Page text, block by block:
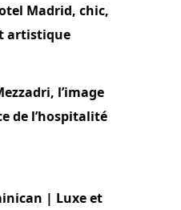
Madrid, chic,
artistique
l’image
de l’hospitalité
| Luxe et